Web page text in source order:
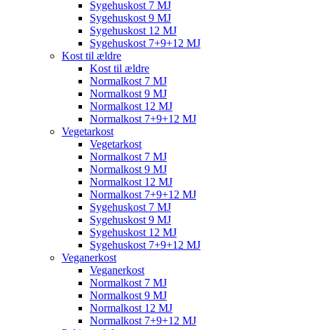
Sygehuskost 7 MJ
Sygehuskost 9 MJ
Sygehuskost 12 MJ
Sygehuskost 7+9+12 MJ
Kost til ældre
Kost til ældre
Normalkost 7 MJ
Normalkost 9 MJ
Normalkost 12 MJ
Normalkost 7+9+12 MJ
Vegetarkost
Vegetarkost
Normalkost 7 MJ
Normalkost 9 MJ
Normalkost 12 MJ
Normalkost 7+9+12 MJ
Sygehuskost 7 MJ
Sygehuskost 9 MJ
Sygehuskost 12 MJ
Sygehuskost 7+9+12 MJ
Veganerkost
Veganerkost
Normalkost 7 MJ
Normalkost 9 MJ
Normalkost 12 MJ
Normalkost 7+9+12 MJ